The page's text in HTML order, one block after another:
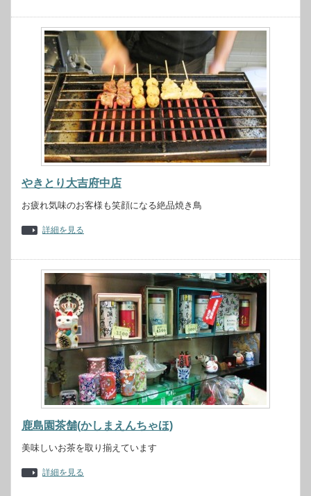
やきとり大吉府中店
お疲れ気味のお客様も笑顔になる絶品焼き鳥
詳細を見る
鹿島園茶舗(かしまえんちゃほ)
美味しいお茶を取り揃えています
詳細を見る